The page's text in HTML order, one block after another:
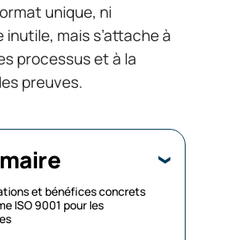
unique, ni
mais s’attache à
processus et à la
preuves.
et bénéfices concrets
ISO 9001 pour les